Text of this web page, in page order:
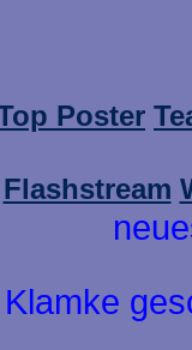
Poster
Flashstream